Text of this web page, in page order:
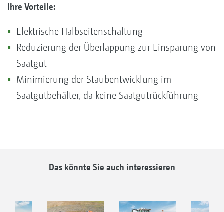
Ihre Vorteile:
Elektrische Halbseitenschaltung
Reduzierung der Überlappung zur Einsparung von
Saatgut
Minimierung der Staubentwicklung im
Saatgutbehälter, da keine Saatgutrückführung
Das könnte Sie auch interessieren